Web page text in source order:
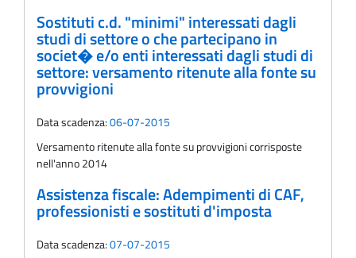
Sostituti c.d. "minimi" interessati dagli
studi di settore o che partecipano in
societ� e/o enti interessati dagli studi di
settore: versamento ritenute alla fonte su
provvigioni
Data scadenza:06-07-2015
Versamento ritenute alla fonte su provvigioni corrisposte
nell'anno 2014
Assistenza fiscale: Adempimenti di CAF,
professionisti e sostituti d'imposta
Data scadenza:07-07-2015